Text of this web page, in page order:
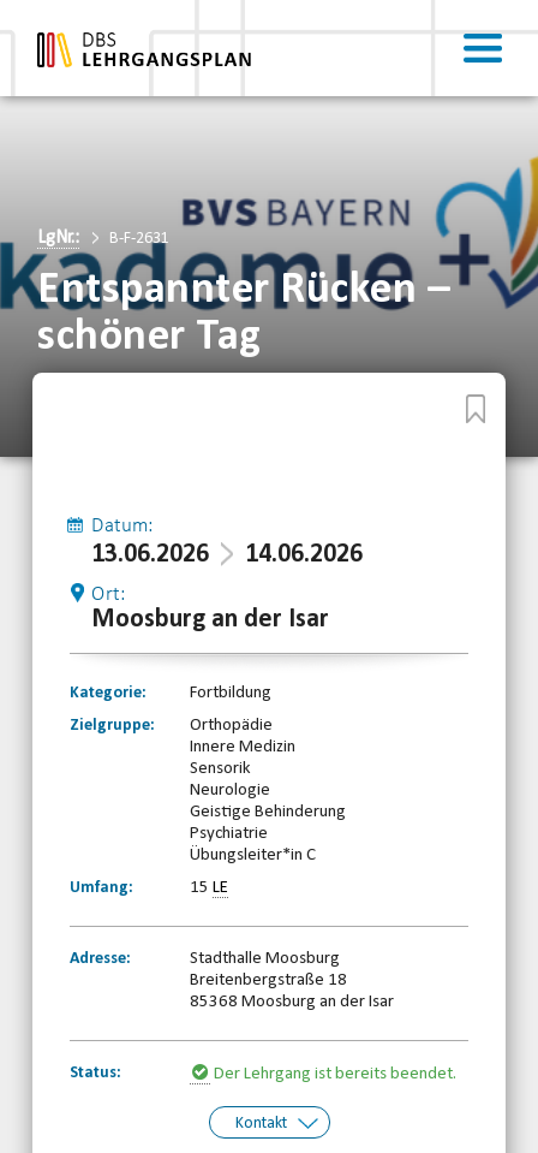
LgNr.: B-F-2631
Entspannter Rücken –
schöner Tag
Datum:
13.06.2026 14.06.2026
Ort:
Moosburg an der Isar
Kategorie:
Fortbildung
Zielgruppe:
Orthopädie
Innere Medizin
Sensorik
Neurologie
Geistige Behinderung
Psychiatrie
Übungsleiter*in C
Umfang:
15LE
Adresse:
Stadthalle Moosburg
Breitenbergstraße 18
85368 Moosburg an der Isar
Status: Der Lehrgang ist bereits beendet.
Kontakt